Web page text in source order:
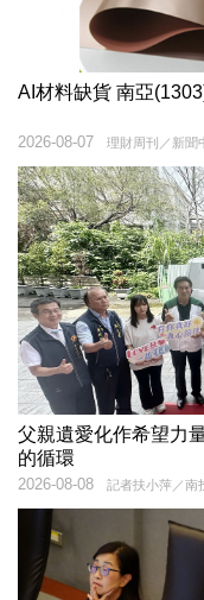
AI材料缺貨 南亞
理財周刊／新聞
2026-08-07
父親遺愛化作希望力
的循環
記者扶小萍／南
2026-08-08